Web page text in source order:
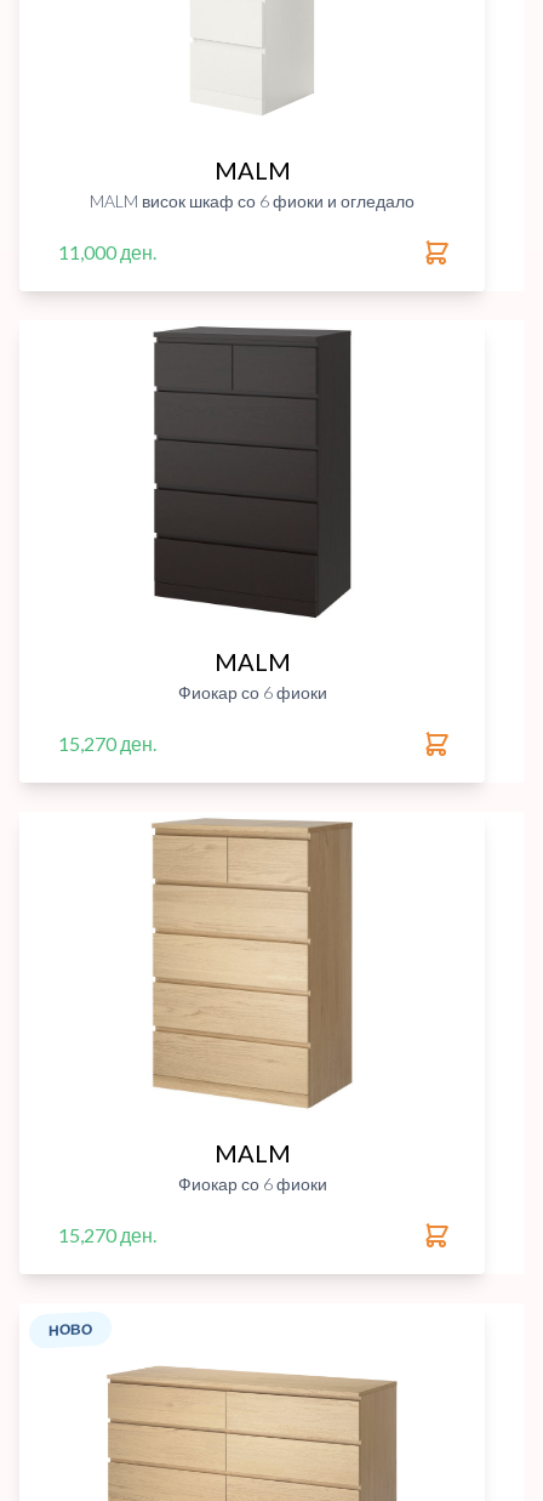
MALM
MALM висок шкаф со 6 фиоки и огледало
11,000 ден.
MALM
Фиокар со 6 фиоки
15,270 ден.
MALM
Фиокар со 6 фиоки
15,270 ден.
НОВО